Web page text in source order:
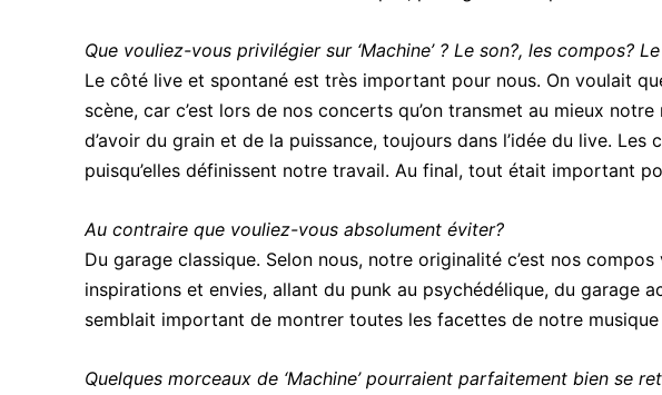
Que vouliez-vous privilégier sur ‘Machine’ ? Le son?, les compos?
Le côté live et spontané est très important pour nous. On voulait
scène, car c’est lors de nos concerts qu’on transmet au mieux
d’avoir du grain et de la puissance, toujours dans l’idée du live.
puisqu’elles définissent notre travail. Au final, tout était important
Au contraire que vouliez-vous absolument éviter?
Du garage classique. Selon nous, notre originalité c’est nos
inspirations et envies, allant du punk au psychédélique, du garage
semblait important de montrer toutes les facettes de notre
Quelques morceaux de ‘Machine’ pourraient parfaitement bien se